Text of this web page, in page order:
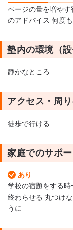
ページの量を増や
のアドバイス 何度
塾内の環境（
静かなところ
アクセス・周
徒歩で行ける
家庭でのサポ
あり
学校の宿題をする
終わらせる 丸つけ
うに